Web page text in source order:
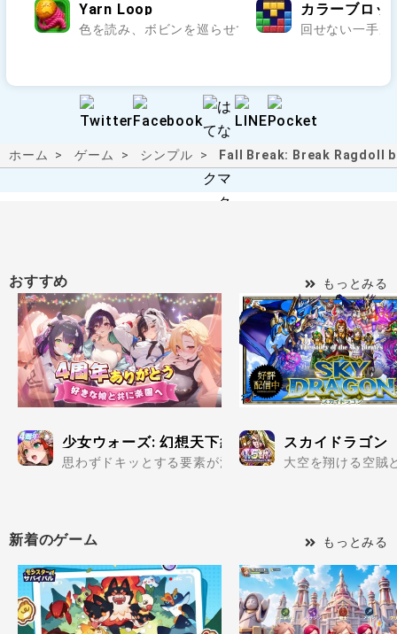
Yarn Loop
色を読み、ボビンを巡らせて編み模様を完成させよう
カラーブロ
回せない一手
ホーム ゲーム シンプル Fall Break: Break Ragdoll
おすすめ もっとみる
少女ウォーズ: 幻想天下統一戦
思わずドキッとする要素が満載の美少女だらけで楽し
スカイドラゴン
大空を翔ける空賊
新着のゲーム もっとみる